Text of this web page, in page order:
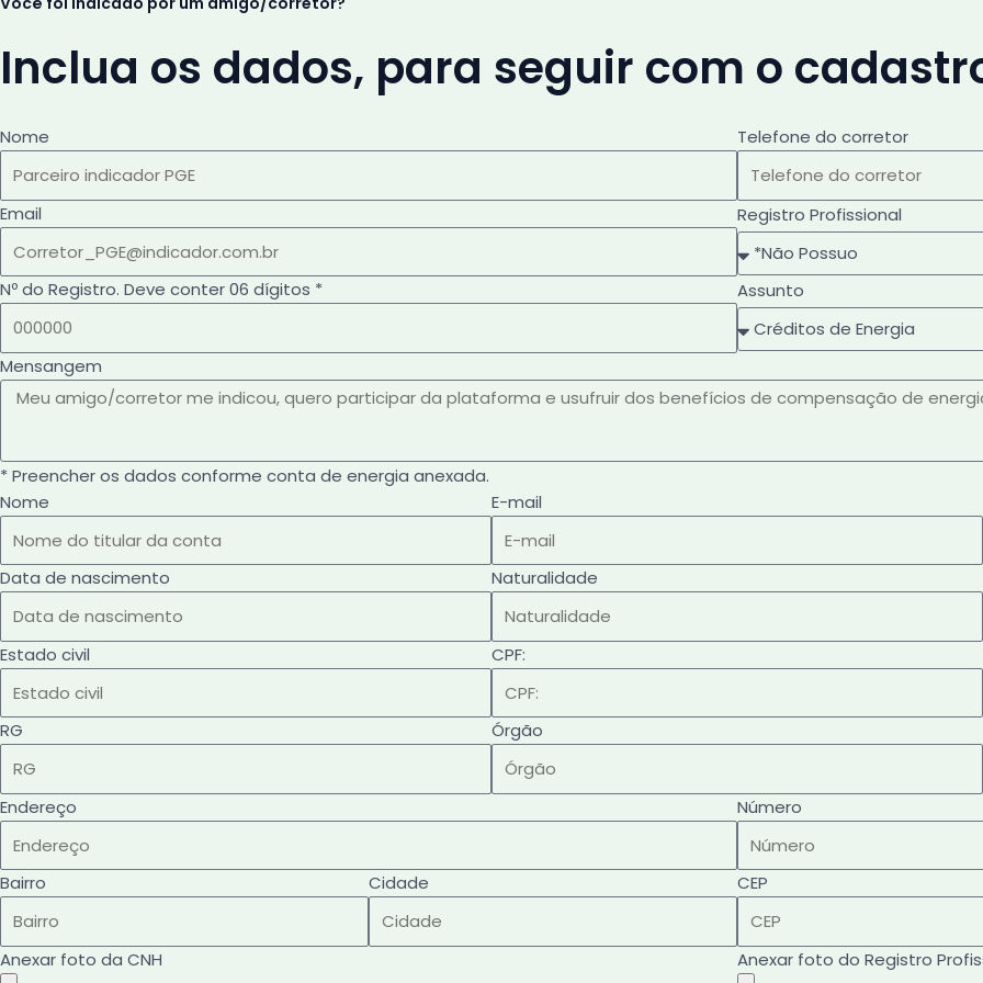
Inclua os dados, para seguir com o
Nome Telefone do corretor
Email Registro Profissional
Nº do Registro. Deve conter 06 dígitos * Assunto
Mensangem
* Preencher os dados conforme conta de energia anexada.
Nome
E-mail
Data de nascimento Naturalidade
Estado civil CPF:
RG Órgão
Endereço Número
Bairro Cidade CEP
Anexar foto da CNH Anexar foto do Registro